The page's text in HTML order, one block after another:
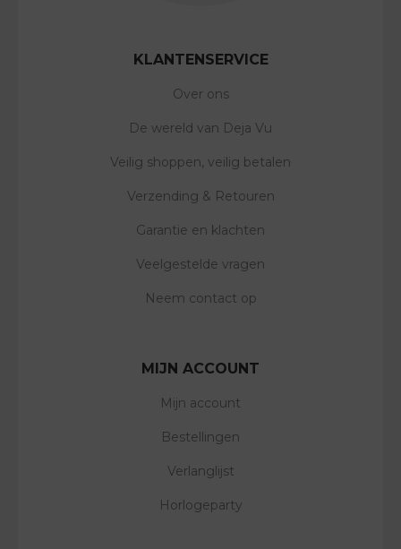
KLANTENSERVICE
Over ons
De wereld van Deja Vu
Veilig shoppen, veilig betalen
Verzending & Retouren
Garantie en klachten
Veelgestelde vragen
Neem contact op
MIJN ACCOUNT
Mijn account
Bestellingen
Verlanglijst
Horlogeparty